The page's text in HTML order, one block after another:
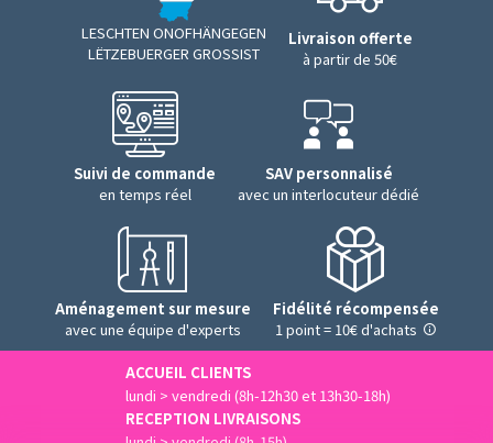
LESCHTEN ONOFHÄNGEGEN
LËTZEBUERGER GROSSIST
Livraison offerte
à partir de 50€
Suivi de commande
en temps réel
SAV personnalisé
avec un interlocuteur dédié
Aménagement sur mesure
avec une équipe d'experts
Fidélité récompensée
1 point = 10€ d'achats
ACCUEIL CLIENTS
lundi > vendredi (8h-12h30 et 13h30-18h)
RECEPTION LIVRAISONS